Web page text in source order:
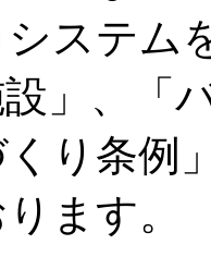
システム
」、「
くり条例
ます。